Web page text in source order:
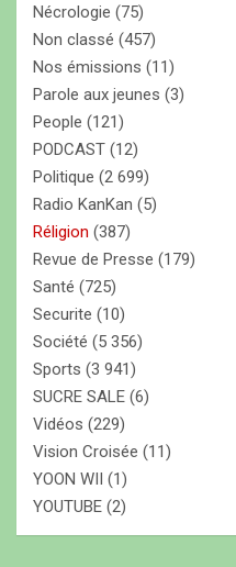
Nécrologie (75)
Non classé (457)
Nos émissions (11)
Parole aux jeunes (3)
People (121)
PODCAST (12)
Politique (2 699)
Radio KanKan (5)
Réligion (387)
Revue de Presse (179)
Santé (725)
Securite (10)
Société (5 356)
Sports (3 941)
SUCRE SALE (6)
Vidéos (229)
Vision Croisée (11)
YOON WII (1)
YOUTUBE (2)